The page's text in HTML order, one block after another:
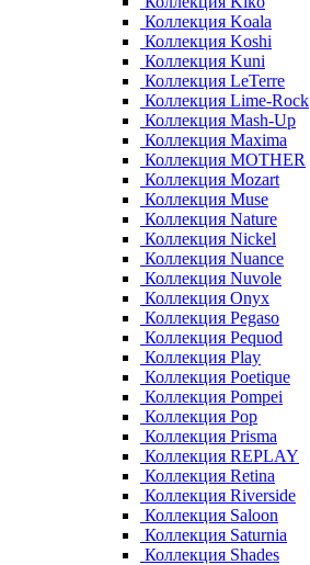
Коллекция Koala
Коллекция Koshi
Коллекция Kuni
Коллекция LeTerre
Коллекция Lime-Rock
Коллекция Mash-Up
Коллекция Maxima
Коллекция MOTHER
Коллекция Mozart
Коллекция Muse
Коллекция Nature
Коллекция Nickel
Коллекция Nuance
Коллекция Nuvole
Коллекция Onyx
Коллекция Pegaso
Коллекция Pequod
Коллекция Play
Коллекция Poetique
Коллекция Pompei
Коллекция Pop
Коллекция Prisma
Коллекция REPLAY
Коллекция Retina
Коллекция Riverside
Коллекция Saloon
Коллекция Saturnia
Коллекция Shades